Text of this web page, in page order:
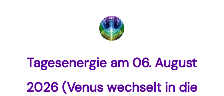
Tagesenergie am 06. August
2026 (Venus wechselt in die